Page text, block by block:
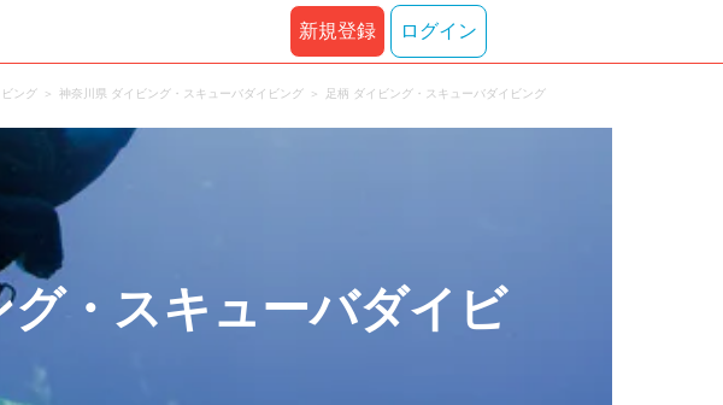
新規登録 ログイン
ング 神奈川県 ダイビング・スキューバダイビング 足柄 ダイビング・スキューバダイビング
・スキューバダイビ